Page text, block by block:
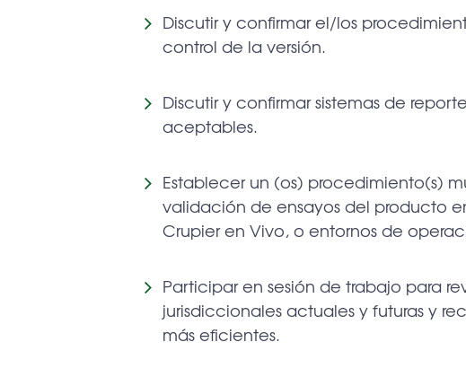
Discutir y confirmar el/los
control de la versión.
Discutir y confirmar sistemas de
aceptables.
Establecer un (os) procedimiento(s)
validación de ensayos del producto
Crupier en Vivo, o entornos de
Participar en sesión de trabajo para
jurisdiccionales actuales y futuras y
más eficientes.